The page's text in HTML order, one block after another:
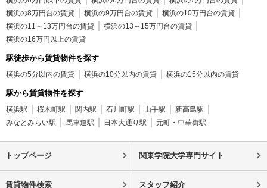
横浜の8万円台の賃貸
横浜の9万円台の賃貸
横浜の10万円台の賃貸
横浜の11～13万円台の賃貸
横浜の13～15万円台の賃貸
横浜の16万円以上の賃貸
駅徒歩から賃貸物件を探す
横浜の5分以内の賃貸 横浜の10分以内の賃貸 横浜の15分以内の賃貸
駅から賃貸物件を探す
横浜駅 桜木町駅 関内駅 石川町駅 山手駅
新高島駅
みなとみらい駅
馬車道駅 日本大通り駅 元町・中華街駅
トップページ 関東学院大学専門サイト
賃貸物件検索 スタッフ紹介